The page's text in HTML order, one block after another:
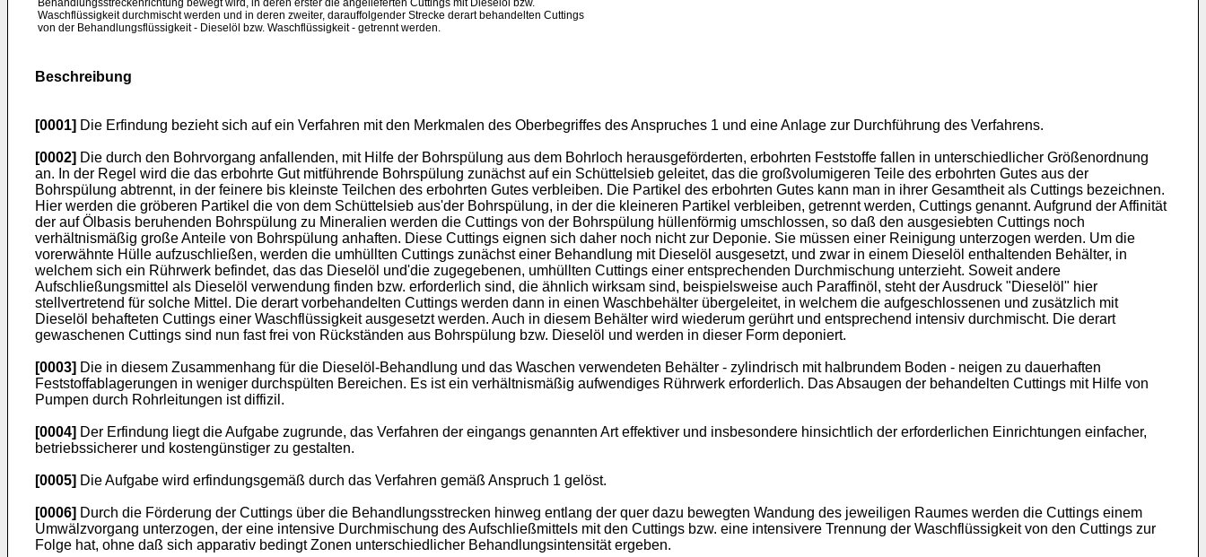
Behandlungsstreckenrichtung bewegt wird, in deren erster die angelieferten Cuttings mit Dieselöl bzw.
Waschflüssigkeit durchmischt werden und in deren zweiter, darauffolgender Strecke derart behandelten Cuttings
von der Behandlungsflüssigkeit - Dieselöl bzw. Waschflüssigkeit - getrennt werden.
Beschreibung
[0001] Die Erfindung bezieht sich auf ein Verfahren mit den Merkmalen des Oberbegriffes des Anspruches 1 und eine Anlage zur Durchführung des Verfahrens.
[0002] Die durch den Bohrvorgang anfallenden, mit Hilfe der Bohrspülung aus dem Bohrloch herausgeförderten, erbohrten Feststoffe fallen in unterschiedlicher Größenordnung
an. In der Regel wird die das erbohrte Gut mitführende Bohrspülung zunächst auf ein Schüttelsieb geleitet, das die großvolumigeren Teile des erbohrten Gutes aus der
Bohrspülung abtrennt, in der feinere bis kleinste Teilchen des erbohrten Gutes verbleiben. Die Partikel des erbohrten Gutes kann man in ihrer Gesamtheit als Cuttings bezeichnen.
Hier werden die gröberen Partikel die von dem Schüttelsieb aus'der Bohrspülung, in der die kleineren Partikel verbleiben, getrennt werden, Cuttings genannt. Aufgrund der Affinität
der auf Ölbasis beruhenden Bohrspülung zu Mineralien werden die Cuttings von der Bohrspülung hüllenförmig umschlossen, so daß den ausgesiebten Cuttings noch
verhältnismäßig große Anteile von Bohrspülung anhaften. Diese Cuttings eignen sich daher noch nicht zur Deponie. Sie müssen einer Reinigung unterzogen werden. Um die
vorerwähnte Hülle aufzuschließen, werden die umhüllten Cuttings zunächst einer Behandlung mit Dieselöl ausgesetzt, und zwar in einem Dieselöl enthaltenden Behälter, in
welchem sich ein Rührwerk befindet, das das Dieselöl und'die zugegebenen, umhüllten Cuttings einer entsprechenden Durchmischung unterzieht. Soweit andere
Aufschließungsmittel als Dieselöl verwendung finden bzw. erforderlich sind, die ähnlich wirksam sind, beispielsweise auch Paraffinöl, steht der Ausdruck "Dieselöl" hier
stellvertretend für solche Mittel. Die derart vorbehandelten Cuttings werden dann in einen Waschbehälter übergeleitet, in welchem die aufgeschlossenen und zusätzlich mit
Dieselöl behafteten Cuttings einer Waschflüssigkeit ausgesetzt werden. Auch in diesem Behälter wird wiederum gerührt und entsprechend intensiv durchmischt. Die derart
gewaschenen Cuttings sind nun fast frei von Rückständen aus Bohrspülung bzw. Dieselöl und werden in dieser Form deponiert.
[0003] Die in diesem Zusammenhang für die Dieselöl-Behandlung und das Waschen verwendeten Behälter - zylindrisch mit halbrundem Boden - neigen zu dauerhaften
Feststoffablagerungen in weniger durchspülten Bereichen. Es ist ein verhältnismäßig aufwendiges Rührwerk erforderlich. Das Absaugen der behandelten Cuttings mit Hilfe von
Pumpen durch Rohrleitungen ist diffizil.
[0004] Der Erfindung liegt die Aufgabe zugrunde, das Verfahren der eingangs genannten Art effektiver und insbesondere hinsichtlich der erforderlichen Einrichtungen einfacher,
betriebssicherer und kostengünstiger zu gestalten.
[0005] Die Aufgabe wird erfindungsgemäß durch das Verfahren gemäß Anspruch 1 gelöst.
[0006] Durch die Förderung der Cuttings über die Behandlungsstrecken hinweg entlang der quer dazu bewegten Wandung des jeweiligen Raumes werden die Cuttings einem
Umwälzvorgang unterzogen, der eine intensive Durchmischung des Aufschließmittels mit den Cuttings bzw. eine intensivere Trennung der Waschflüssigkeit von den Cuttings zur
Folge hat, ohne daß sich apparativ bedingt Zonen unterschiedlicher Behandlungsintensität ergeben.